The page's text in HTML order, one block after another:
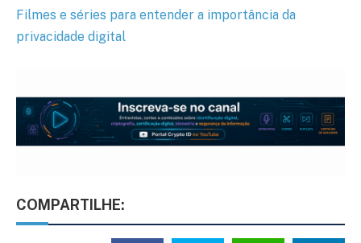
Filmes e séries para entender a importância da
privacidade digital
COMPARTILHE: